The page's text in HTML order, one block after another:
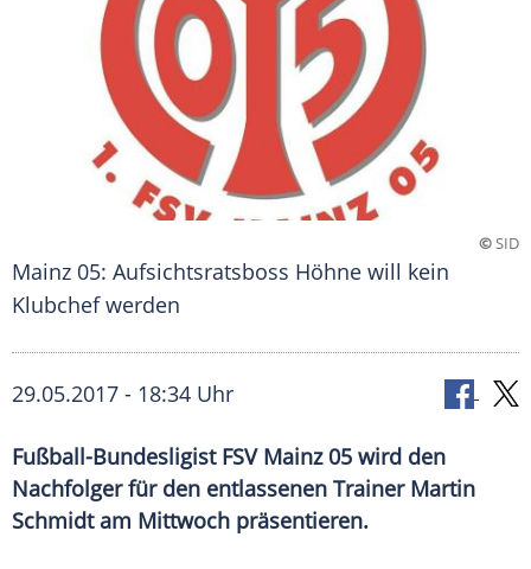
©SID
Mainz 05: Aufsichtsratsboss Höhne will kein
Klubchef werden
29.05.2017 - 18:34 Uhr
Fußball-Bundesligist FSV Mainz 05 wird den
Nachfolger für den entlassenen Trainer Martin
Schmidt am Mittwoch präsentieren.